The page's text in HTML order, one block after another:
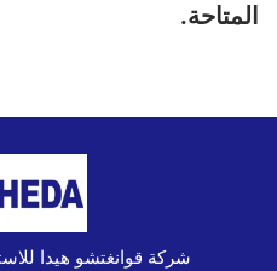
المتاحة.
شركة قوانغتشو هيدا